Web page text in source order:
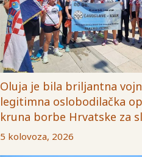
Oluja je bila briljantna
legitimna oslobodilačka
kruna borbe Hrvatske za
5 kolovoza, 2026